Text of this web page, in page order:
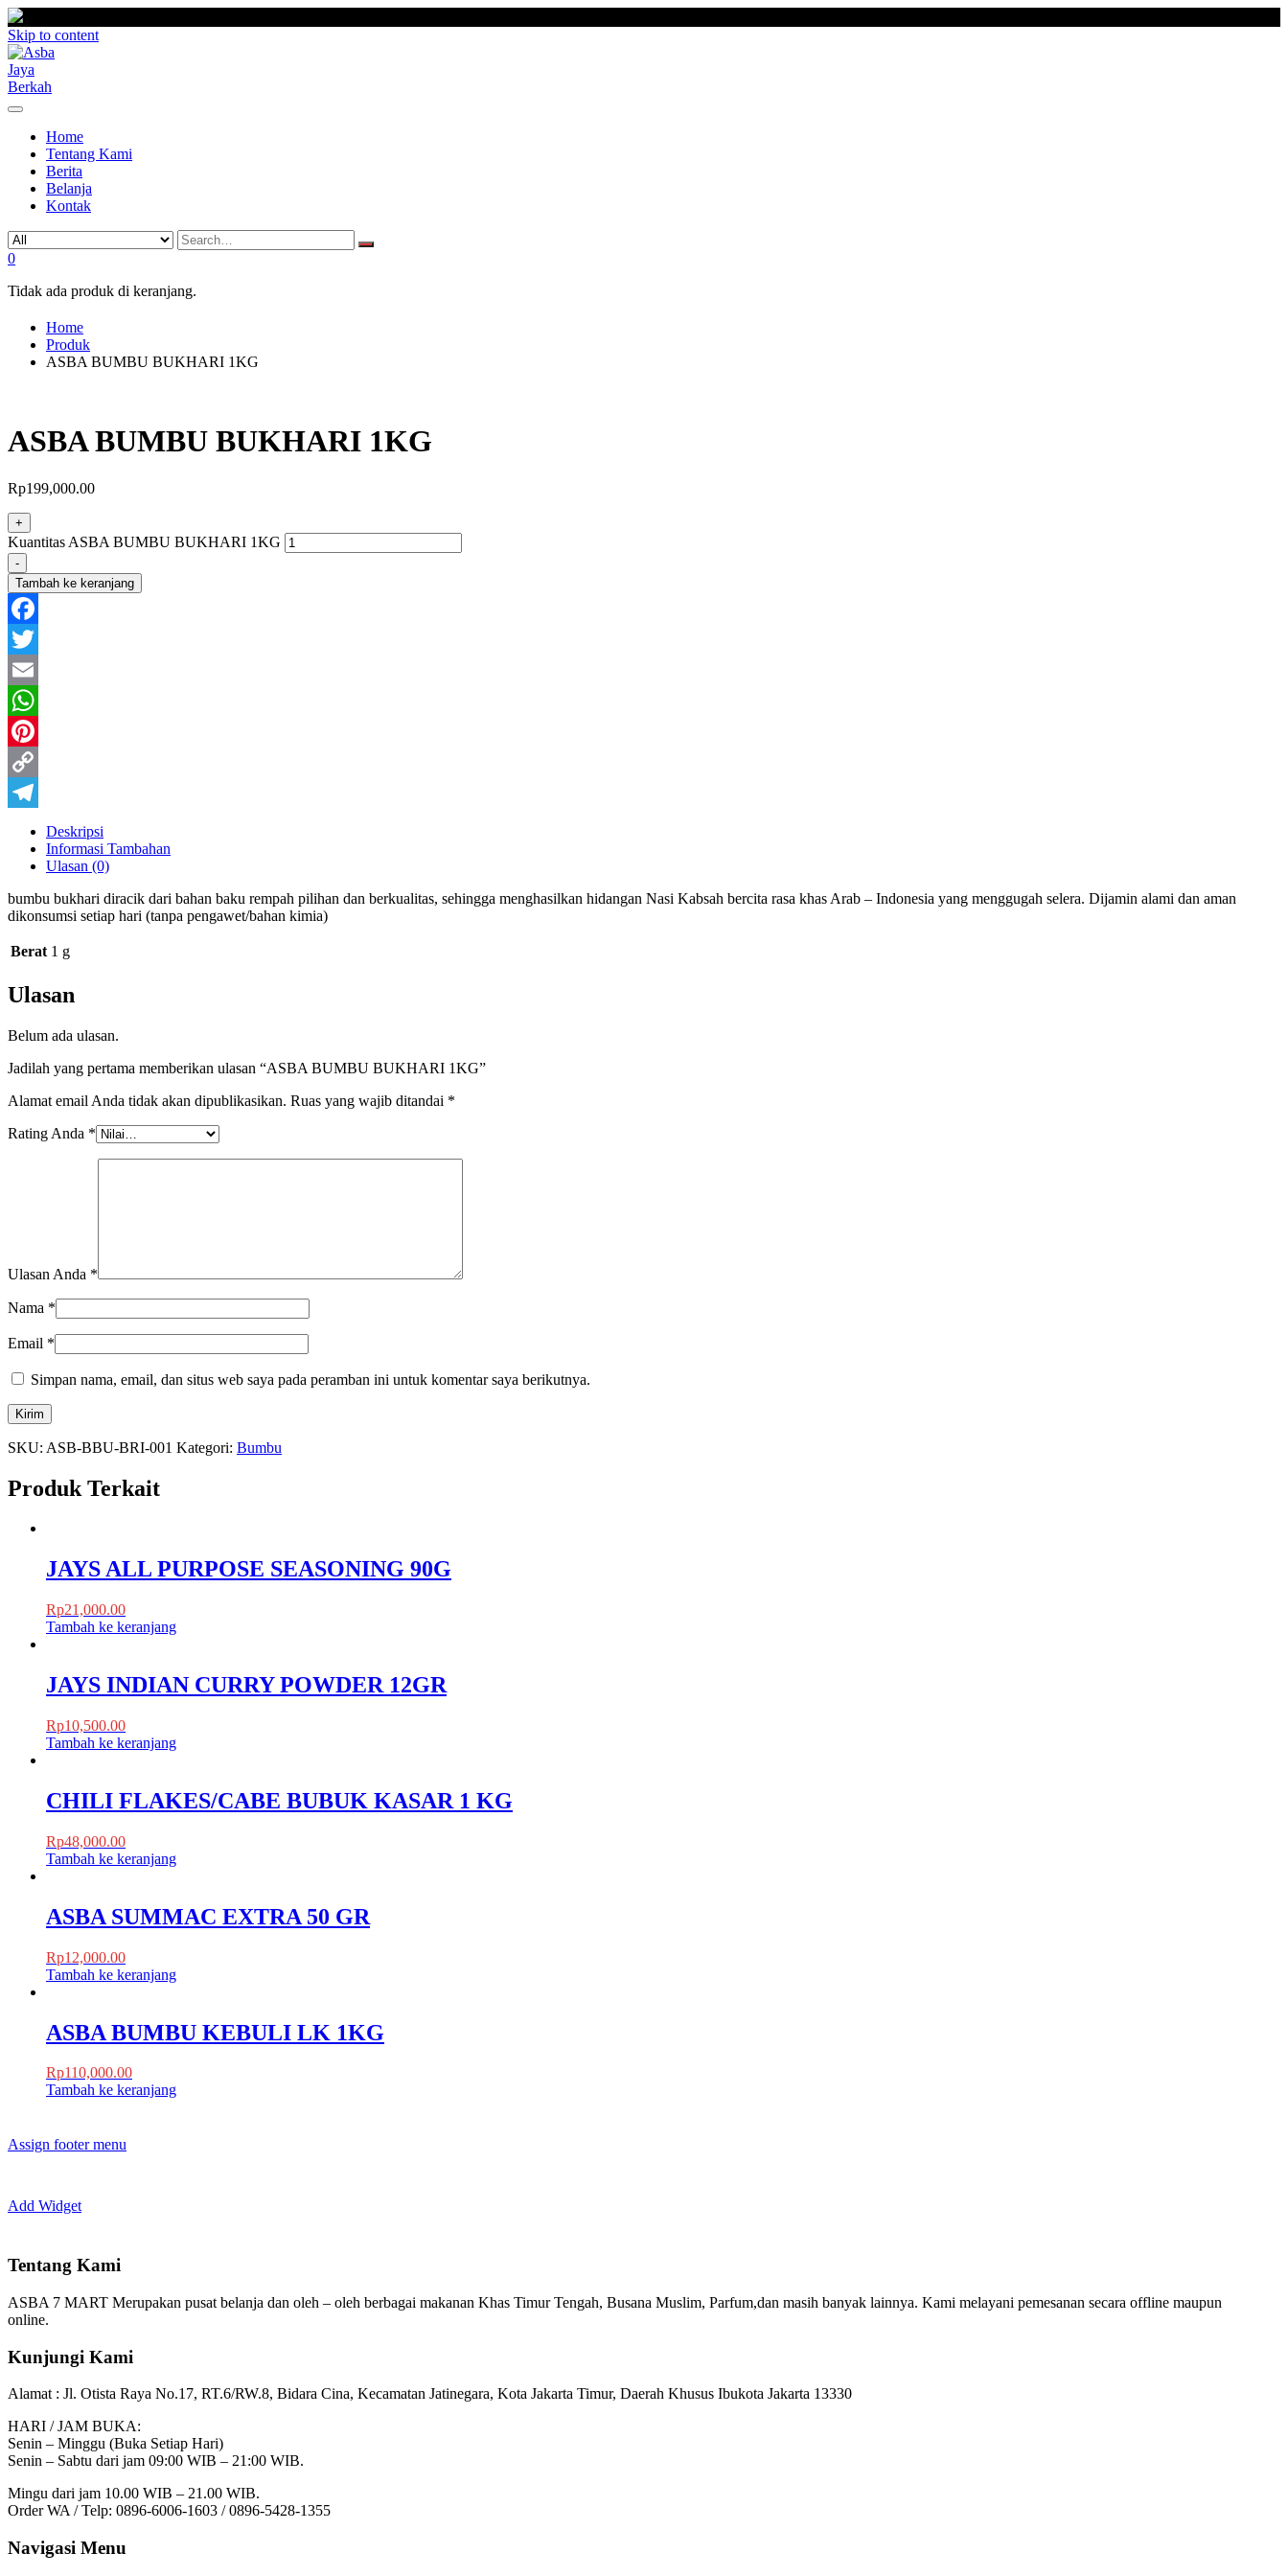
Skip to content
Home
Tentang Kami
Berita
Belanja
Kontak
0
Tidak ada produk di keranjang.
Home
Produk
ASBA BUMBU BUKHARI 1KG
ASBA BUMBU BUKHARI 1KG
Rp199,000.00
+
Kuantitas ASBA BUMBU BUKHARI 1KG
-
Tambah ke keranjang
Facebook
Twitter
Email
WhatsApp
Pinterest
Copy
Telegram
Deskripsi
Informasi Tambahan
Ulasan (0)
bumbu bukhari diracik dari bahan baku rempah pilihan dan berkualitas, sehingga menghasilkan hidangan Nasi Kabsah bercita rasa khas Arab – Indonesia yang menggugah selera. Dijamin alami dan aman
dikonsumsi setiap hari (tanpa pengawet/bahan kimia)
Berat 1 g
Ulasan
Belum ada ulasan.
Jadilah yang pertama memberikan ulasan “ASBA BUMBU BUKHARI 1KG”
Alamat email Anda tidak akan dipublikasikan. Ruas yang wajib ditandai *
Rating Anda *
Ulasan Anda *
Nama *
Email *
Simpan nama, email, dan situs web saya pada peramban ini untuk komentar saya berikutnya.
SKU: ASB-BBU-BRI-001 Kategori: Bumbu
Produk Terkait
JAYS ALL PURPOSE SEASONING 90G
Rp21,000.00
Tambah ke keranjang
JAYS INDIAN CURRY POWDER 12GR
Rp10,500.00
Tambah ke keranjang
CHILI FLAKES/CABE BUBUK KASAR 1 KG
Rp48,000.00
Tambah ke keranjang
ASBA SUMMAC EXTRA 50 GR
Rp12,000.00
Tambah ke keranjang
ASBA BUMBU KEBULI LK 1KG
Rp110,000.00
Tambah ke keranjang
Assign footer menu
Add Widget
Tentang Kami
ASBA 7 MART Merupakan pusat belanja dan oleh – oleh berbagai makanan Khas Timur Tengah, Busana Muslim, Parfum,dan masih banyak lainnya. Kami melayani pemesanan secara offline maupun
online.
Kunjungi Kami
Alamat : Jl. Otista Raya No.17, RT.6/RW.8, Bidara Cina, Kecamatan Jatinegara, Kota Jakarta Timur, Daerah Khusus Ibukota Jakarta 13330
HARI / JAM BUKA:
Senin – Minggu (Buka Setiap Hari)
Senin – Sabtu dari jam 09:00 WIB – 21:00 WIB.
Mingu dari jam 10.00 WIB – 21.00 WIB.
Order WA / Telp: 0896-6006-1603 / 0896-5428-1355
Navigasi Menu